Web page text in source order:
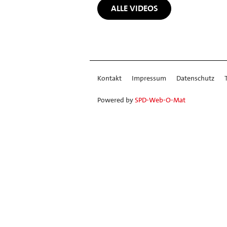
ALLE VIDEOS
Kontakt Impressum Datenschutz
Powered bySPD-Web-O-Mat